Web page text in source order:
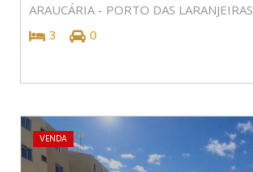
ARAUCÁRIA - PORTO DAS LARANJEIRAS
3
0
VENDA